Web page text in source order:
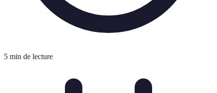
5 min de lecture